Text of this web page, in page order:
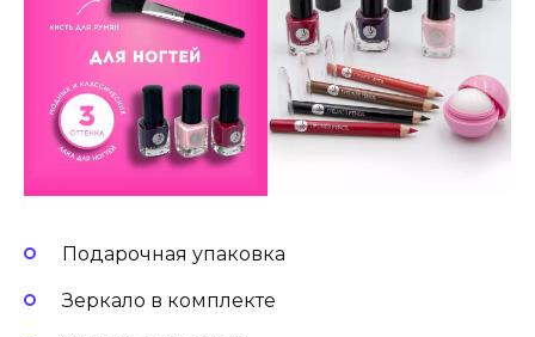
Подарочная упаковка
Зеркало в комплекте